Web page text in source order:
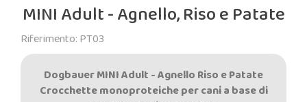
MINI Adult - Agnello, Riso e Patate
Riferimento: PT03
Dogbauer MINI Adult - Agnello Riso e Patate
Crocchette monoproteiche per cani a base di